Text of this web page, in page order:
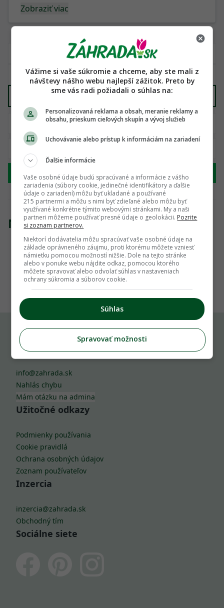
Zobraziť viac
Záhradný nábytok
Hľadať
Nenašli sme žiadny produkt
1
Komu môžeš napísať
info@zahrada.sk
Nahlás chybu
Mám otázku na admina
Užitočné odkazy
Podmienky používania
Cookie pravidlá
Ochrana osobných údajov
Zoznam používateľov
Inzercia
inzercia@zahrada.sk
Obchodný tím
Sociálne siete
Vážime si vaše súkromie a chceme, aby ste mali z
návštevy nášho webu najlepší zážitok. Preto by
sme vás radi požiadali o súhlas na:
Personalizovaná reklama a obsah, meranie reklamy a
obsahu, prieskum cieľových skupín a vývoj služieb
Uchovávanie alebo prístup k informáciám na zariadení
Ďalšie informácie
Vaše osobné údaje budú spracúvané a informácie z vášho
zariadenia (súbory cookie, jedinečné identifikátory a ďalšie
údaje o zariadení) môžu byť ukladané a používané
215 partnermi a môžu s nimi byť zdieľané alebo môžu byť
využívané konkrétne týmito webovými stránkami. My a naši
partneri môžeme používať presné údaje o geolokácii. Pozrite
si zoznam partnerov.
Niektorí dodávatelia môžu spracúvať vaše osobné údaje na
základe oprávneného záujmu, proti ktorému môžete vzniesť
námietku pomocou možností nižšie. Dole na tejto stránke
alebo v ponuke webu nájdite odkaz, pomocou ktorého
môžete spravovať alebo odvolať súhlas v nastaveniach
ochrany súkromia a súborov cookie.
Súhlas
Spravovať možnosti